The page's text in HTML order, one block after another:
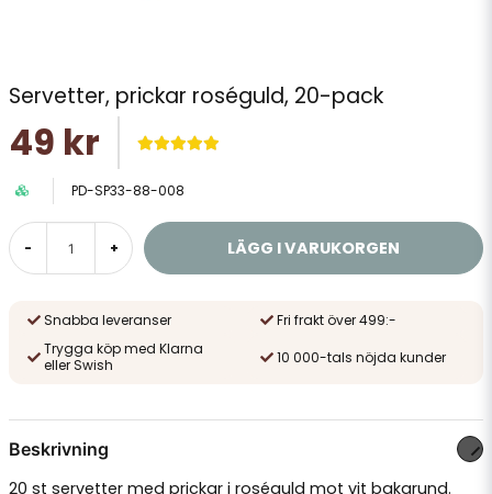
Servetter, prickar roséguld, 20-pack
49 kr
PD-SP33-88-008
- + LÄGG I VARUKORGEN
Snabba leveranser
Fri frakt över 499:-
Trygga köp med Klarna
eller Swish
10 000-tals nöjda kunder
Beskrivning
20 st servetter med prickar i roséguld mot vit bakgrund.